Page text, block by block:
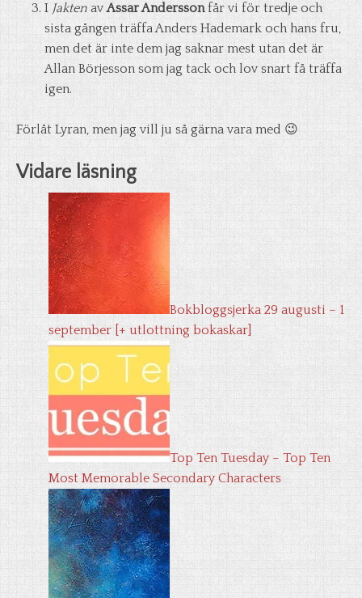
I Jakten avAssar Anderssonfår vi för tredje och
sista gången träffa Anders Hademark och hans fru,
men det är inte dem jag saknar mest utan det är
Allan Börjesson som jag tack och lov snart få träffa
igen.
Förlåt Lyran, men jag vill ju så gärna vara med 😉
Vidare läsning
Bokbloggsjerka 29 augusti – 1
september [+ utlottning bokaskar]
Top Ten Tuesday – Top Ten
Most Memorable Secondary Characters